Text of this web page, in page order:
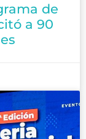
de
a 90